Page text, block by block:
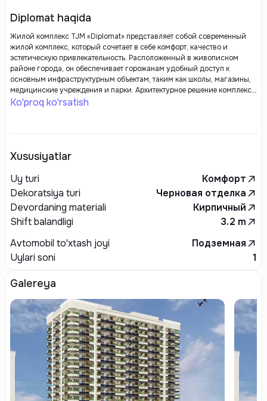
Diplomat haqida
Жилой комплекс TJM «Diplomat» представляет собой современный
жилой комплекс, который сочетает в себе комфорт, качество и
эстетическую привлекательность. Расположенный в живописном
районе города, он обеспечивает горожанам удобный доступ к
основным инфраструктурным объектам, таким как школы, магазины,
медицинские учреждения и парки. Архитектурное решение комплекса
представляет собой современные дизайнерские элементы и
Ko'proq ko'rsatish
Xususiyatlar
Uy turi
Комфорт
Dekoratsiya turi
Черновая отделка
Devordaning materiali
Кирпичный
Shift balandligi
3.2 m
Avtomobil to'xtash joyi
Подземная
Uylari soni
1
Galereya